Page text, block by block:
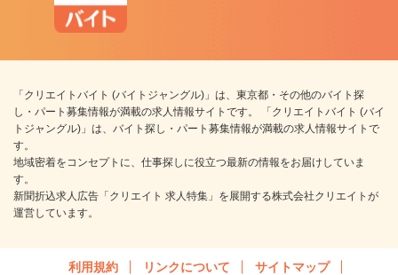
「クリエイトバイト (バイトジャングル)」は、東京都・その他のバイト探
し・パート募集情報が満載の求人情報サイトです。 「クリエイトバイト (バイ
トジャングル)」は、バイト探し・パート募集情報が満載の求人情報サイトで
す。
地域密着をコンセプトに、仕事探しに役立つ最新の情報をお届けしていま
す。
新聞折込求人広告「クリエイト 求人特集」を展開する株式会社クリエイトが
運営しています。
利用規約 リンクについて
サイトマップ